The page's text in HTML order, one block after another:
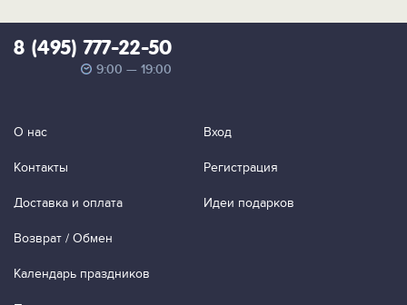
8 (495) 777-22-50
9:00 — 19:00
О нас
Контакты
Доставка и оплата
Возврат / Обмен
Календарь праздников
Вход
Регистрация
Идеи подарков